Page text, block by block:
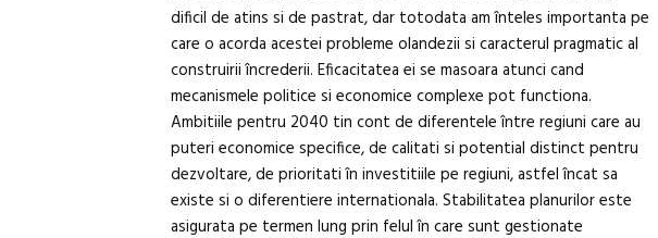
dificil de atins si de pastrat, dar totodata am înteles importanta pe
care o acorda acestei probleme olandezii si caracterul pragmatic al
construirii încrederii. Eficacitatea ei se masoara atunci cand
mecanismele politice si economice complexe pot functiona.
Ambitiile pentru 2040 tin cont de diferentele între regiuni care au
puteri economice specifice, de calitati si potential distinct pentru
dezvoltare, de prioritati în investitiile pe regiuni, astfel încat sa
existe si o diferentiere internationala. Stabilitatea planurilor este
asigurata pe termen lung prin felul în care sunt gestionate